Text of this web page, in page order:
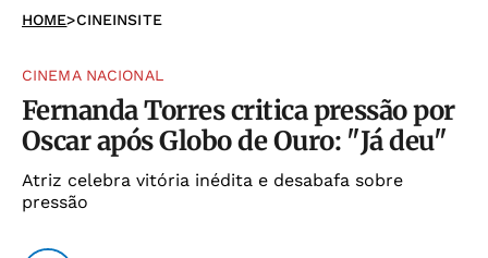
HOME>CINEINSITE
CINEMA NACIONAL
Fernanda Torres critica pressão por
Oscar após Globo de Ouro: "Já deu"
Atriz celebra vitória inédita e desabafa sobre
pressão